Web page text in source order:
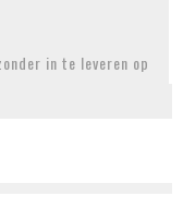
in te leveren op